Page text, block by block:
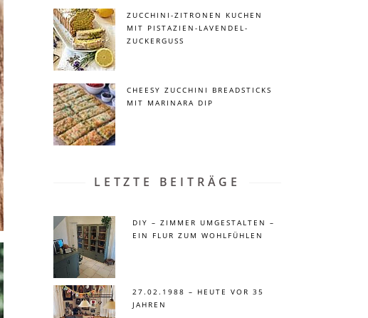
ZUCCHINI-ZITRONEN KUCHEN
MIT PISTAZIEN-LAVENDEL-
ZUCKERGUSS
CHEESY ZUCCHINI BREADSTICKS
MIT MARINARA DIP
LETZTE BEITRÄGE
DIY – ZIMMER UMGESTALTEN –
EIN FLUR ZUM WOHLFÜHLEN
27.02.1988 – HEUTE VOR 35
JAHREN